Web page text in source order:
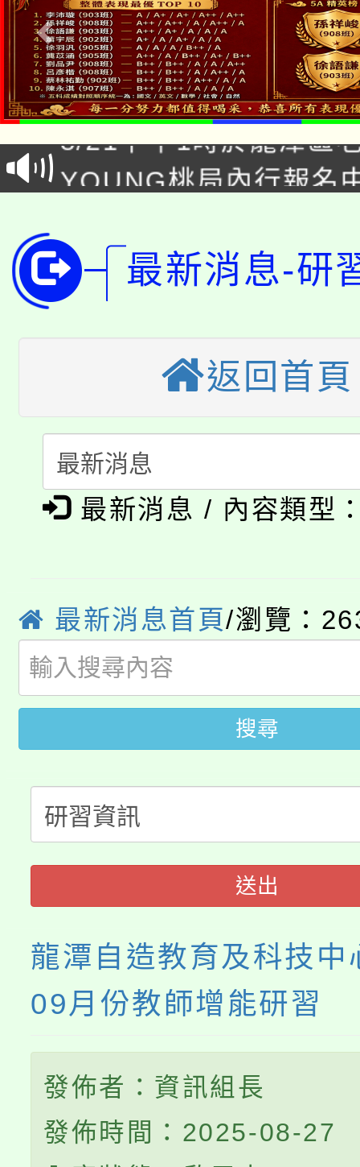
「本色祭」8/29、30在
場熱烈登場!
8/21下午1時於龍潭區
徵才活動。
YOUNG桃局內行報名
開!
115年桃園市運動會8/
田徑場及游泳池舉行。
桃園市低收入戶享有免
視費優惠，中低收入戶
半價優惠，詳情可洽有
者。
份教師增能研習
大溪自造教育及科技
份教師研習
淨零綠生活教案入校路
會
115年食農教育專業人
程
「本色祭」8/29、30在
8/21下午1時於龍潭區
局官網。
8月14至27日，桃園電
開!
115年桃園市運動會8/
田徑場及游泳池舉行。
桃園市低收入戶享有免
視費優惠，中低收入戶
半價優惠，詳情可洽有
者。
大園自造教育及科技
份教師研習
淨零綠生活教案入校路
會
115年食農教育專業人
最新消息-研
返回首頁
最新消息 / 內容類型
最新消息首頁/瀏覽：
搜尋
送出
龍潭自造教育及科技
09月份教師增能研習
發佈者：資訊組長
發佈時間：2025-08-27